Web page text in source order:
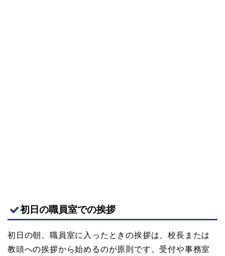
初日の職員室での挨拶
初日の朝、職員室に入ったときの挨拶は、校長または
教頭への挨拶から始めるのが原則です。受付や事務室